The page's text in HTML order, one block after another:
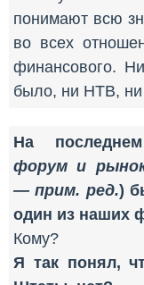
понимают всю
во всех
финансового.
было, ни НТВ,
На
форум и
— прим. ред.)
один из наших
Кому?
Я так понял,